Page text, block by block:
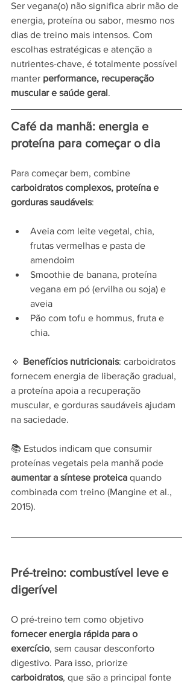
Ser vegana(o) não significa abrir mão de
energia, proteína ou sabor, mesmo nos
dias de treino mais intensos. Com
escolhas estratégicas e atenção a
nutrientes-chave, é totalmente possível
manter performance, recuperação
muscular e saúde geral.
Café da manhã: energia e
proteína para começar o dia
Para começar bem, combine
carboidratos complexos, proteína e
gorduras saudáveis:
Aveia com leite vegetal, chia,
frutas vermelhas e pasta de
amendoim
Smoothie de banana, proteína
vegana em pó (ervilha ou soja) e
aveia
Pão com tofu e hommus, fruta e
chia.
🔹 Benefícios nutricionais: carboidratos
fornecem energia de liberação gradual,
a proteína apoia a recuperação
muscular, e gorduras saudáveis ajudam
na saciedade.
📚 Estudos indicam que consumir
proteínas vegetais pela manhã pode
aumentar a síntese proteica quando
combinada com treino (Mangine et al.,
Pré-treino: combustível leve e
digerível
O pré-treino tem como objetivo
fornecer energia rápida para o
exercício, sem causar desconforto
digestivo. Para isso, priorize
carboidratos, que são a principal fonte